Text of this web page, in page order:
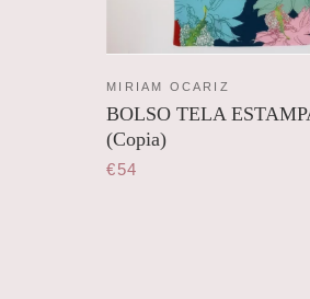
MIRIAM OCARIZ
BOLSO TELA
(Copia)
€54